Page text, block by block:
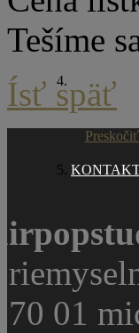
Tešíme
Ísť späť
01